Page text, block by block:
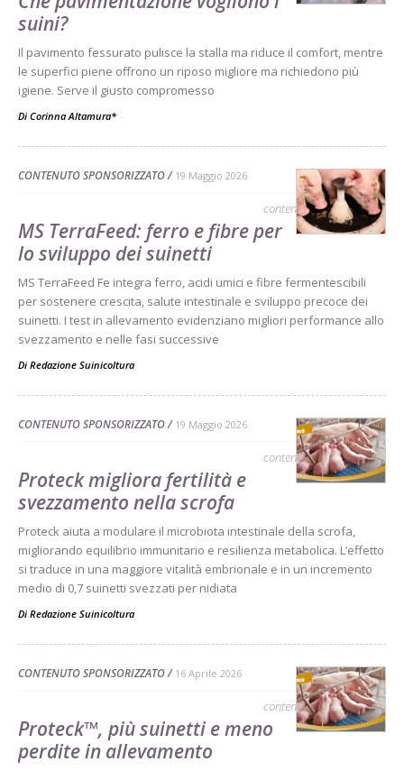
suini?
Il pavimento fessurato pulisce la stalla ma riduce il comfort, mentre
le superfici piene offrono un riposo migliore ma richiedono più
igiene. Serve il giusto compromesso
Di Corinna Altamura* -
CONTENUTO SPONSORIZZATO 19 Maggio 2026
contenuto sponsorizzato
MS TerraFeed: ferro e fibre per
lo sviluppo dei suinetti
MS TerraFeed Fe integra ferro, acidi umici e fibre fermentescibili
per sostenere crescita, salute intestinale e sviluppo precoce dei
suinetti. I test in allevamento evidenziano migliori performance allo
svezzamento e nelle fasi successive
Di Redazione Suinicoltura
CONTENUTO SPONSORIZZATO 19 Maggio 2026
contenuto sponsorizzato
Proteck migliora fertilità e
svezzamento nella scrofa
Proteck aiuta a modulare il microbiota intestinale della scrofa,
migliorando equilibrio immunitario e resilienza metabolica. L’effetto
si traduce in una maggiore vitalità embrionale e in un incremento
medio di 0,7 suinetti svezzati per nidiata
Di Redazione Suinicoltura
CONTENUTO SPONSORIZZATO 16 Aprile 2026
contenuto sponsorizzato
Proteck™, più suinetti e meno
perdite in allevamento